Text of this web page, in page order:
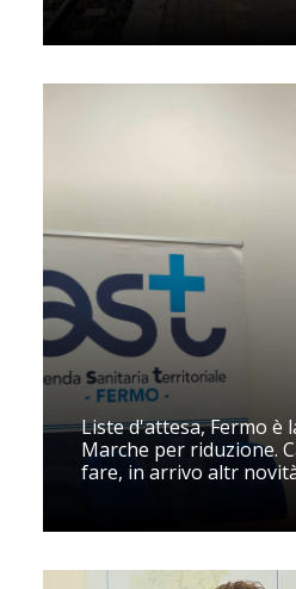
Liste d'attesa, Fermo è
Marche per riduzione.
fare, in arrivo altr